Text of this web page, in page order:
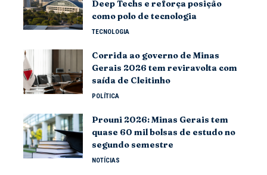
Deep Techs e reforça posição
como polo de tecnologia
TECNOLOGIA
Corrida ao governo de Minas
Gerais 2026 tem reviravolta com
saída de Cleitinho
POLÍTICA
Prouni 2026: Minas Gerais tem
quase 60 mil bolsas de estudo no
segundo semestre
NOTÍCIAS